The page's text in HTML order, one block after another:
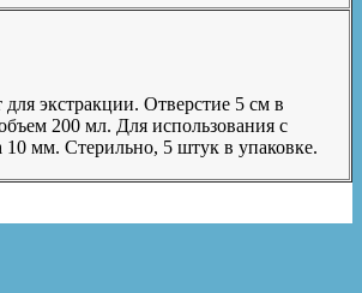
экстракции. Отверстие 5 см в
200 мл. Для использования с
10 мм. Стерильно, 5 штук в упаковке.